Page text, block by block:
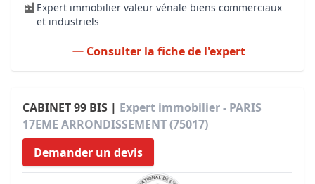
Expert immobilier valeur vénale biens commerciaux
et industriels
Consulter la fiche de l'expert
CABINET 99 BIS | Expert immobilier - PARIS
17EME ARRONDISSEMENT (75017)
Demander un devis